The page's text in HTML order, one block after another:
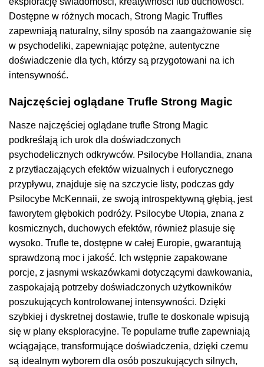
Dostępne w różnych mocach, Strong Magic Truffles
zapewniają naturalny, silny sposób na zaangażowanie się
w psychodeliki, zapewniając potężne, autentyczne
doświadczenie dla tych, którzy są przygotowani na ich
intensywność.
Najczęściej oglądane Trufle Strong Magic
Nasze najczęściej oglądane trufle Strong Magic
podkreślają ich urok dla doświadczonych
psychodelicznych odkrywców. Psilocybe Hollandia, znana
z przytłaczających efektów wizualnych i euforycznego
przypływu, znajduje się na szczycie listy, podczas gdy
Psilocybe McKennaii, ze swoją introspektywną głębią, jest
faworytem głębokich podróży. Psilocybe Utopia, znana z
kosmicznych, duchowych efektów, również plasuje się
wysoko. Trufle te, dostępne w całej Europie, gwarantują
sprawdzoną moc i jakość. Ich wstępnie zapakowane
porcje, z jasnymi wskazówkami dotyczącymi dawkowania,
zaspokajają potrzeby doświadczonych użytkowników
poszukujących kontrolowanej intensywności. Dzięki
szybkiej i dyskretnej dostawie, trufle te doskonale wpisują
się w plany eksploracyjne. Te popularne trufle zapewniają
wciągające, transformujące doświadczenia, dzięki czemu
są idealnym wyborem dla osób poszukujących silnych,